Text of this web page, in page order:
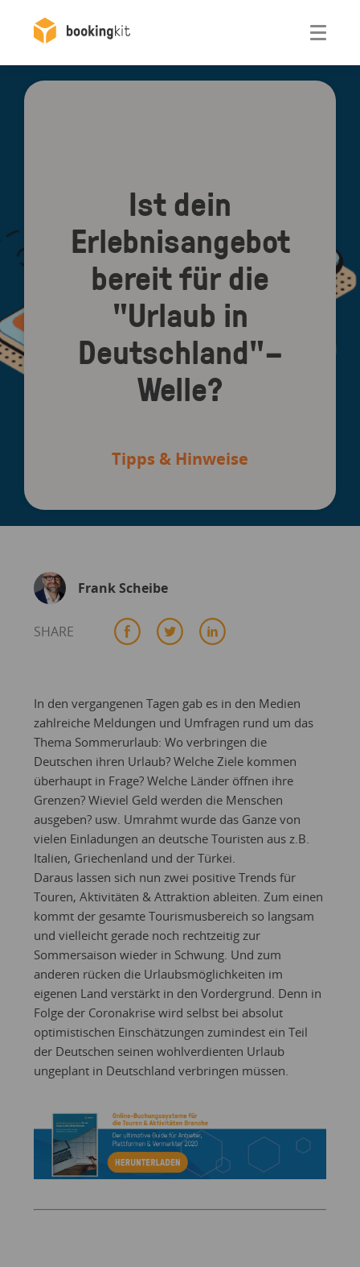
Ist dein
Erlebnisangebot
bereit für die
"Urlaub in
Deutschland"–
Welle?
Tipps & Hinweise
Frank Scheibe
SHARE
In den vergangenen Tagen gab es in den Medien
zahlreiche Meldungen und Umfragen rund um das
Thema Sommerurlaub: Wo verbringen die
Deutschen ihren Urlaub? Welche Ziele kommen
überhaupt in Frage? Welche Länder öffnen ihre
Grenzen? Wieviel Geld werden die Menschen
ausgeben? usw. Umrahmt wurde das Ganze von
vielen Einladungen an deutsche Touristen aus z.B.
Italien, Griechenland und der Türkei.
Daraus lassen sich nun zwei positive Trends für
Touren, Aktivitäten & Attraktion ableiten. Zum einen
kommt der gesamte Tourismusbereich so langsam
und vielleicht gerade noch rechtzeitig zur
Sommersaison wieder in Schwung. Und zum
anderen rücken die Urlaubsmöglichkeiten im
eigenen Land verstärkt in den Vordergrund. Denn in
Folge der Coronakrise wird selbst bei absolut
optimistischen Einschätzungen zumindest ein Teil
der Deutschen seinen wohlverdienten Urlaub
ungeplant in Deutschland verbringen müssen.